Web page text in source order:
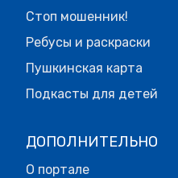
Стоп мошенник!
Ребусы и раскраски
Пушкинская карта
Подкасты для детей
ДОПОЛНИТЕЛЬНО
О портале